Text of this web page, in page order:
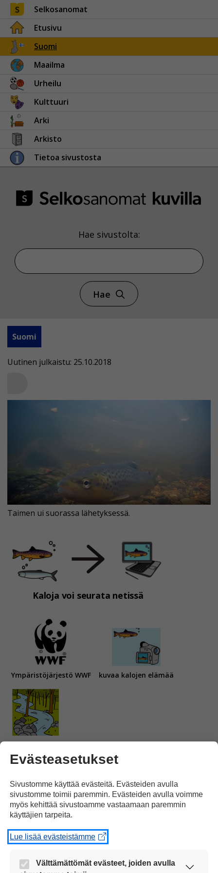
Selkosanomat
Etusivu
Suomi
Maailma
Urheilu
Kulttuuri
Arki
Arkisto
Tietoa sivustosta
Hae sivustolta:
Hae
Suomi
Uutinen julkaistu: 25.10.2018
Kaloja voi seurata netissä
Taimen ui suorassa lähetyksessä.
Ympäristöjärjestö WWF kuvaa kalojen elämää
Taimenia ja muita vaelluskaloja
Evästeasetukset
Sivustomme käyttää evästeitä. Evästeiden avulla
sivustomme toimii paremmin. Evästeiden avulla voimme
myös kehittää sivustoamme vastaamaan paremmin
käyttäjien tarpeita.
Lue lisää evästeistämme
Välttämättömät evästeet, joiden avulla